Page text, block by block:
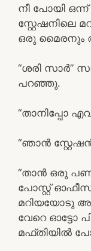
നീ പോയി
സ്റ്റേഷനിലെ
ഒരു മൈരനും
“ശരി സാര്‍”
പറഞ്ഞു.
“താനിപ്പോ
“ഞാന്‍
“താന്‍ ഒരു
പോസ്റ്റ്‌
മറിയയോടു
വേറെ ഓട്ടോ
മഫ്തിയില്‍